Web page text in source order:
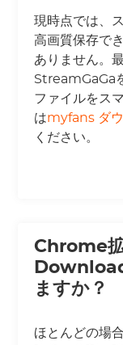
現時点では、
高画質保存で
ありません。
StreamGaGa
ファイルをス
はmyfans ダ
ください。
Chrome
ますか？
ほとんどの場